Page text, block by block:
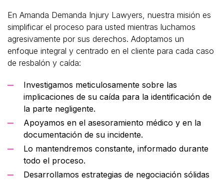
En Amanda Demanda Injury Lawyers, nuestra misión es
simplificar el proceso para usted mientras luchamos
agresivamente por sus derechos. Adoptamos un
enfoque integral y centrado en el cliente para cada caso
de resbalón y caída:
Investigamos meticulosamente sobre las
implicaciones de su caída para la identificación de
la parte negligente.
Apoyamos en el asesoramiento médico y en la
documentación de su incidente.
Lo mantendremos constante, informado durante
todo el proceso.
Desarrollamos estrategias de negociación sólidas